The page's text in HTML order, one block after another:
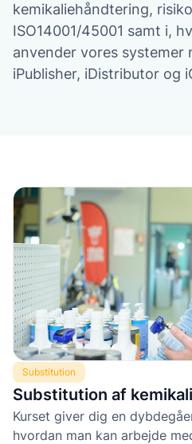
kemikaliehåndtering,
ISO14001/45001 samt i,
anvender vores systemer
iPublisher, iDistributor og
Substitution
Substitution af
Kurset giver dig en
hvordan man kan arbejde